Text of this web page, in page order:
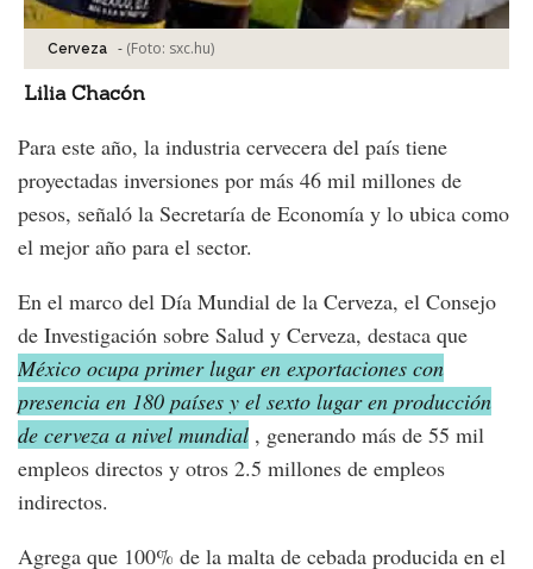
Cerveza - (Foto: sxc.hu)
Lilia Chacón
Para este año, la industria cervecera del país tiene
proyectadas inversiones por más 46 mil millones de
pesos, señaló la Secretaría de Economía y lo ubica como
el mejor año para el sector.
En el marco del Día Mundial de la Cerveza, el Consejo
de Investigación sobre Salud y Cerveza, destaca que
México ocupa primer lugar en exportaciones con
presencia en 180 países y el sexto lugar en producción
de cerveza a nivel mundial , generando más de 55 mil
empleos directos y otros 2.5 millones de empleos
indirectos.
Agrega que 100% de la malta de cebada producida en el